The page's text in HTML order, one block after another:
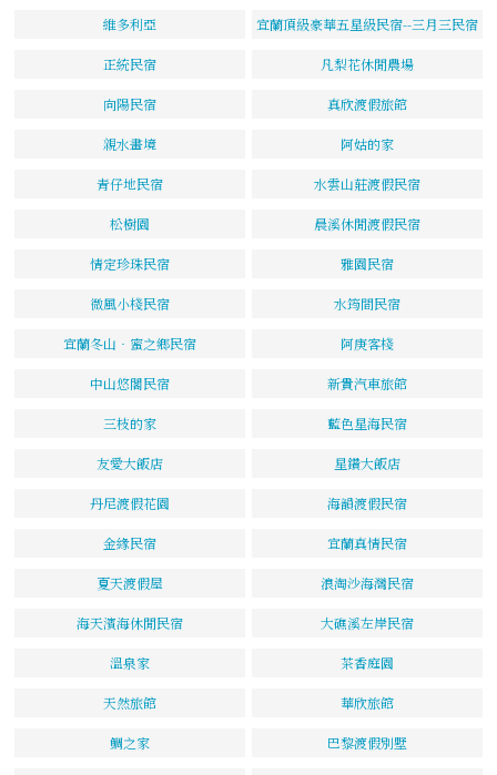
維多利亞 宜蘭頂級豪華五星級民宿--三月三民宿
正統民宿 凡梨花休閒農場
向陽民宿 真欣渡假旅館
親水畫境 阿姑的家
青仔地民宿 水雲山莊渡假民宿
松樹園 晨溪休閒渡假民宿
情定珍珠民宿 雅園民宿
微風小棧民宿 水筠間民宿
宜蘭冬山‧蜜之鄉民宿 阿庚客棧
中山悠閣民宿 新貴汽車旅館
三枝的家 藍色星海民宿
友愛大飯店 星鑽大飯店
丹尼渡假花園 海韻渡假民宿
金緣民宿 宜蘭真情民宿
夏天渡假屋 浪淘沙海灣民宿
海天濱海休閒民宿 大礁溪左岸民宿
溫泉家 茶香庭園
天然旅館 華欣旅館
鯛之家 巴黎渡假別墅